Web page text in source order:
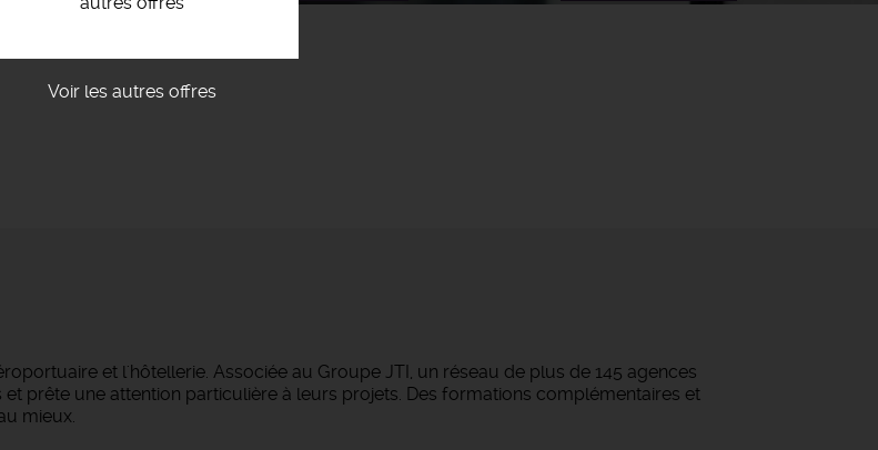
Voir les autres offres
et l'hôtellerie. Associée au Groupe JTI, un réseau de plus de 145 agences
prête une attention particulière à leurs projets. Des formations complémentaires et
mieux.